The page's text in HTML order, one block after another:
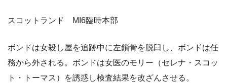
スコットランド MI6臨時本部
ボンドは女殺し屋を追跡中に左鎖骨を脱臼し、ボンドは任
務から外される。ボンドは女医のモリー（セレナ・スコッ
ト・トーマス）を誘惑し検査結果を改ざんさせる。